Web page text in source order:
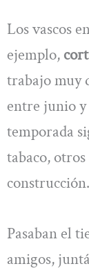
Los vascos
ejemplo,
trabajo muy
entre junio y
temporada
tabaco,
construcción.
Pasaban el
amigos,